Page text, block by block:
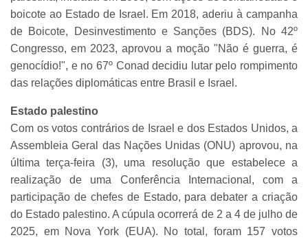
boicote ao Estado de Israel. Em 2018, aderiu à campanha
de Boicote, Desinvestimento e Sanções (BDS). No 42º
Congresso, em 2023, aprovou a moção "Não é guerra, é
genocídio!", e no 67º Conad decidiu lutar pelo rompimento
das relações diplomáticas entre Brasil e Israel.
Estado palestino
Com os votos contrários de Israel e dos Estados Unidos, a
Assembleia Geral das Nações Unidas (ONU) aprovou, na
última terça-feira (3), uma resolução que estabelece a
realização de uma Conferência Internacional, com a
participação de chefes de Estado, para debater a criação
do Estado palestino. A cúpula ocorrerá de 2 a 4 de julho de
2025, em Nova York (EUA). No total, foram 157 votos